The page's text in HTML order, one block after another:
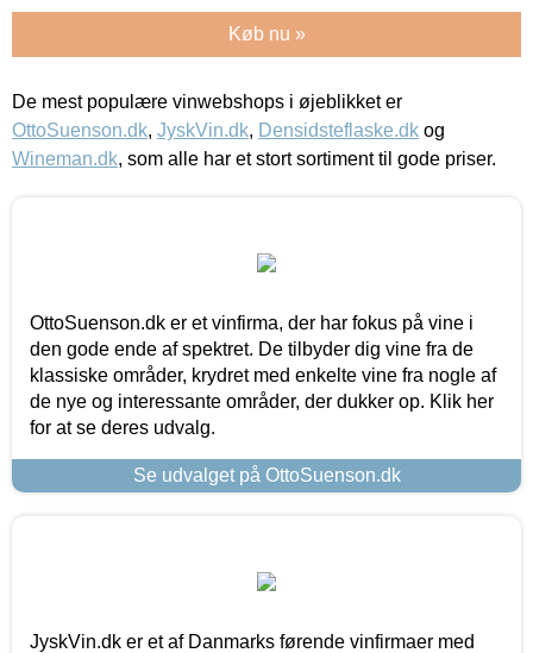
Køb nu »
De mest populære vinwebshops i øjeblikket er
OttoSuenson.dk, JyskVin.dk, Densidsteflaske.dk og
Wineman.dk, som alle har et stort sortiment til gode priser.
OttoSuenson.dk er et vinfirma, der har fokus på vine i
den gode ende af spektret. De tilbyder dig vine fra de
klassiske områder, krydret med enkelte vine fra nogle af
de nye og interessante områder, der dukker op. Klik her
for at se deres udvalg.
Se udvalget på OttoSuenson.dk
JyskVin.dk er et af Danmarks førende vinfirmaer med